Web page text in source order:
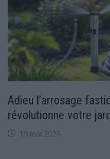
Adieu l’arrosage
révolutionne votre
19 mai 2026